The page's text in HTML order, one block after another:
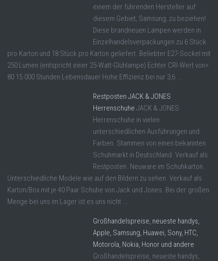
einem der führenden Hersteller auf
diesem Gebiet, Samsung, zu beziehen!
Diese brandneuen Lampen werden in
Einzelhandelsverpackungen zu 6 Stück
pro Karton und 18 Stück pro Karton geliefert. Beliebter E27-Sockel mit
250 Lumen (entspricht einer 25-Watt-Glühlampe) Echter CRI-Wert von>
80 15.000 Stunden Lebensdauer Hohe Effizienz bei nur 3,6 ...
Restposten JACK & JONES
Herrenschuhe JACK & JONES
Herrenschuhe in vielen
unterschiedlichen Ausführungen und
Farben. Stammen von einen bekannten
Schuhmarkt in Deutschland. Verkauf als
Restposten. Neuware im Schuhkarton.
Unterschiedliche Modele wie auf den Bildern zu sehen. Verkauf als
Karton/Box mit je 40 Paar Schuhe von Jack und Jones. Bei der großen
Menge bei uns im Lager ist es uns nicht ...
Großhandelspreise, neueste handys,
Apple, Samsung, Huawei, Sony, HTC,
Motorola, Nokia, Honor und andere
Großhandelspreise, neueste handys,